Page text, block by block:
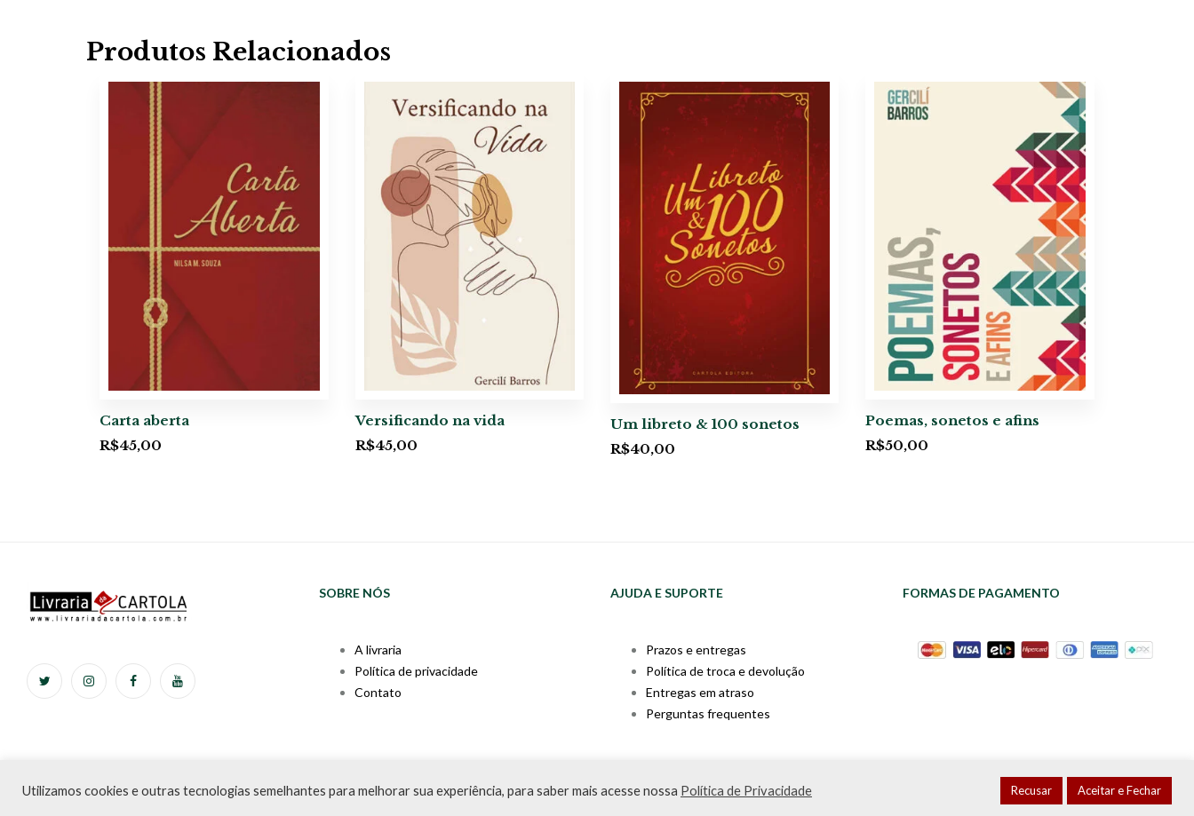
Produtos Relacionados
Carta aberta
R$45,00
Versificando na vida
R$45,00
Um libreto & 100 sonetos
R$40,00
Poemas, sonetos e afins
R$50,00
SOBRE NÓS
A livraria
Política de privacidade
Contato
AJUDA E SUPORTE
Prazos e entregas
Política de troca e devolução
Entregas em atraso
Perguntas frequentes
FORMAS DE PAGAMENTO
Livraria da Cartola © Desde 2020 | CNPJ: 31.298.135/0001-09 | Desenvolvido porPDA Digital
Utilizamos cookies e outras tecnologias semelhantes para melhorar sua experiência, para saber mais acesse nossa Política de Privacidade Recusar Aceitar e Fechar